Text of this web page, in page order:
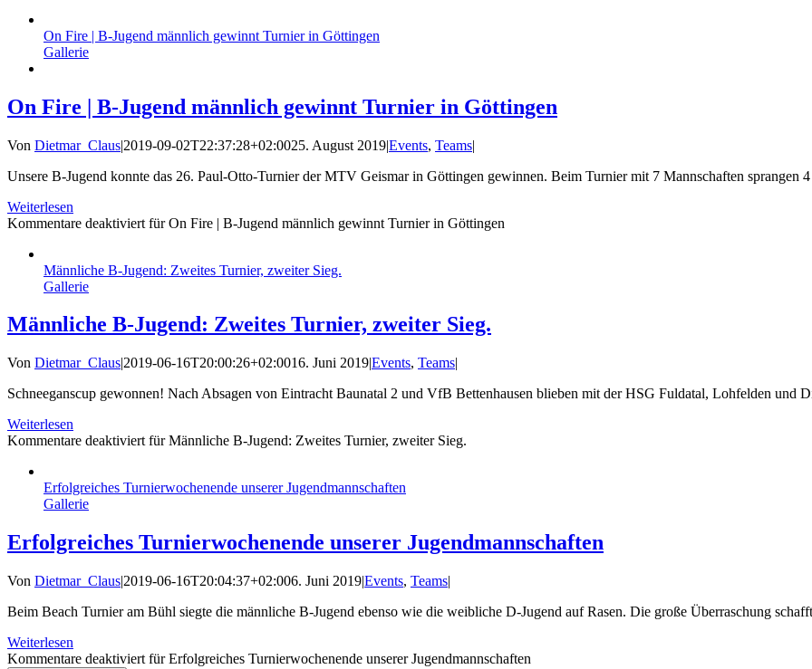
On Fire | B-Jugend männlich gewinnt Turnier in Göttingen
Gallerie
On Fire | B-Jugend männlich gewinnt Turnier in Göttingen
Von Dietmar_Claus|2019-09-02T22:37:28+02:0025. August 2019|Events, Teams|
Unsere B-Jugend konnte das 26. Paul-Otto-Turnier der MTV Geismar in Göttingen gewinnen. Beim Turnier mit 7 Mannschaften sprangen
Weiterlesen
Kommentare deaktiviert für On Fire | B-Jugend männlich gewinnt Turnier in Göttingen
Männliche B-Jugend: Zweites Turnier, zweiter Sieg.
Gallerie
Männliche B-Jugend: Zweites Turnier, zweiter Sieg.
Von Dietmar_Claus|2019-06-16T20:00:26+02:0016. Juni 2019|Events, Teams|
Schneeganscup gewonnen! Nach Absagen von Eintracht Baunatal 2 und VfB Bettenhausen blieben mit der HSG Fuldatal, Lohfelden und
Weiterlesen
Kommentare deaktiviert für Männliche B-Jugend: Zweites Turnier, zweiter Sieg.
Erfolgreiches Turnierwochenende unserer Jugendmannschaften
Gallerie
Erfolgreiches Turnierwochenende unserer Jugendmannschaften
Von Dietmar_Claus|2019-06-16T20:04:37+02:006. Juni 2019|Events, Teams|
Beim Beach Turnier am Bühl siegte die männliche B-Jugend ebenso wie die weibliche D-Jugend auf Rasen. Die große Überraschung
Weiterlesen
Kommentare deaktiviert für Erfolgreiches Turnierwochenende unserer Jugendmannschaften